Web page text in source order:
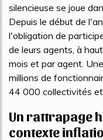
silencieuse se joue
Depuis le début de
l'obligation de
de leurs agents, à
mois et par agent.
millions de
44 000 collectivités
Un rattrapage
contexte